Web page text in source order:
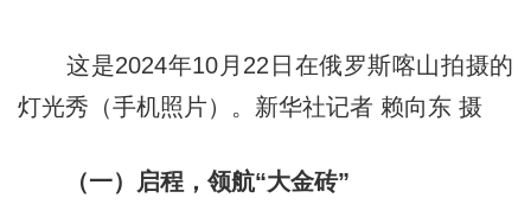
这是2024年10月22日在俄罗斯喀山拍摄的
灯光秀（手机照片）。新华社记者 赖向东 摄
（一）启程，领航“大金砖”